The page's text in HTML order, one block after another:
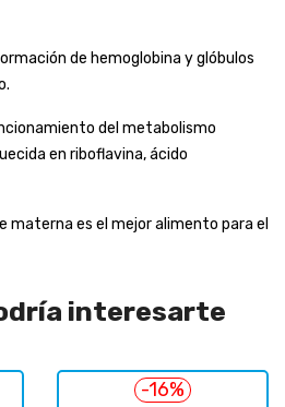
de hemoglobina y glóbulos
del metabolismo
en riboflavina, ácido
materna es el mejor alimento para el
interesarte
-16%